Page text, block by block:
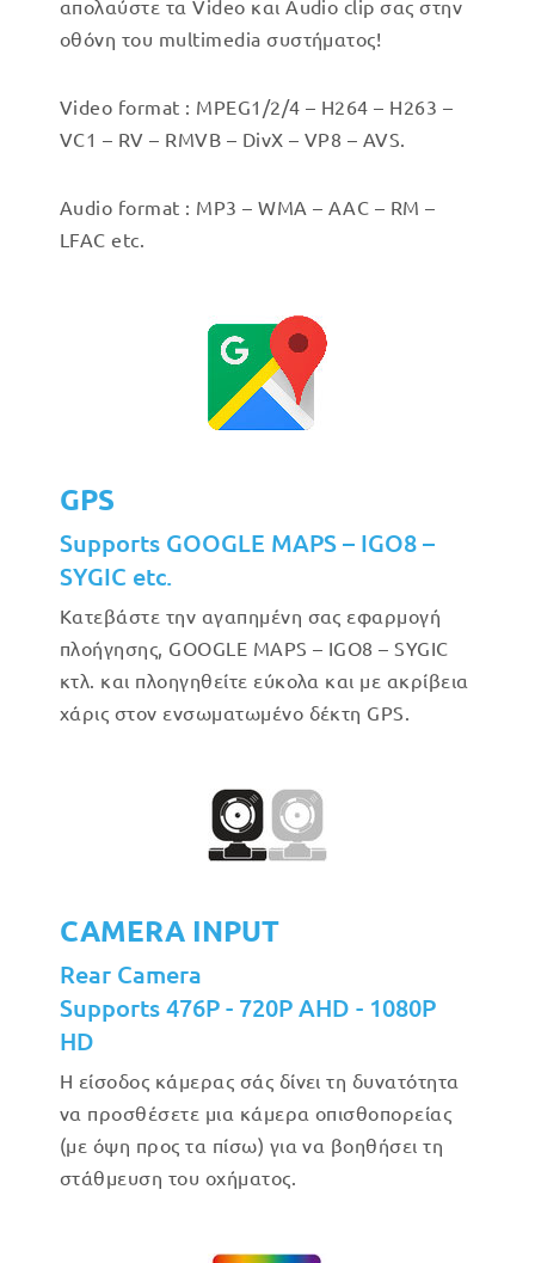
απολαύστε τα Video και Audio clip σας στην
οθόνη του multimedia συστήματος!
Video format : MPEG1/2/4 – H264 – H263 –
VC1 – RV – RMVB – DivX – VP8 – AVS.
Audio format : MP3 – WMA – AAC – RM –
LFAC etc.
GPS
Supports GOOGLE MAPS – IGO8 –
SYGIC etc.
Κατεβάστε την αγαπημένη σας εφαρμογή
πλοήγησης, GOOGLE MAPS – IGO8 – SYGIC
κτλ. και πλοηγηθείτε εύκολα και με ακρίβεια
χάρις στον ενσωματωμένο δέκτη GPS.
CAMERA INPUT
Rear Camera
Supports 476P - 720P AHD - 1080P
HD
Η είσοδος κάμερας σάς δίνει τη δυνατότητα
να προσθέσετε μια κάμερα οπισθοπορείας
(με όψη προς τα πίσω) για να βοηθήσει τη
στάθμευση του οχήματος.